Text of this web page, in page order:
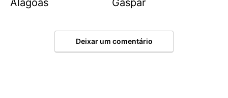
Deixar um comentário